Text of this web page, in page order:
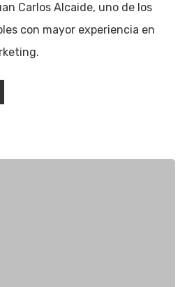
Carlos Alcaide, uno de los
con mayor experiencia en